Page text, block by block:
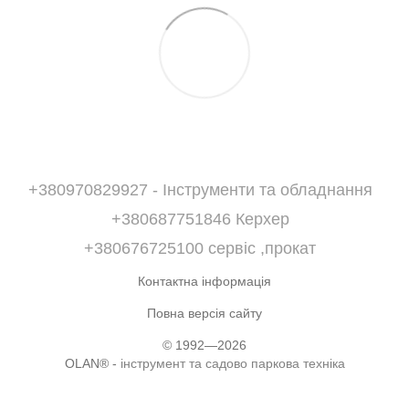
+380970829927 - Інструменти та обладнання
+380687751846 Керхер
+380676725100 сервіс ,прокат
Контактна інформація
Повна версія сайту
© 1992—2026
OLAN® - інструмент та садово паркова техніка